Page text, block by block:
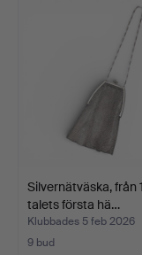
Silvernätväska, från
talets första hä…
Klubbades 5 feb 2026
9 bud